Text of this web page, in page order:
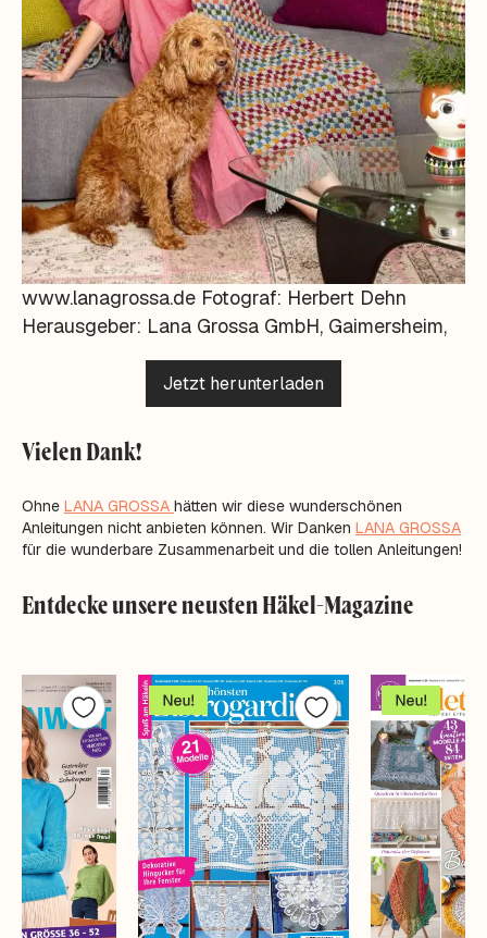
www.lanagrossa.de Fotograf: Herbert Dehn
Herausgeber: Lana Grossa GmbH, Gaimersheim,
Jetzt herunterladen
Vielen Dank!
Ohne LANA GROSSA hätten wir diese wunderschönen
Anleitungen nicht anbieten können. Wir Danken LANA GROSSA
für die wunderbare Zusammenarbeit und die tollen Anleitungen!
Entdecke unsere neusten Häkel-Magazine